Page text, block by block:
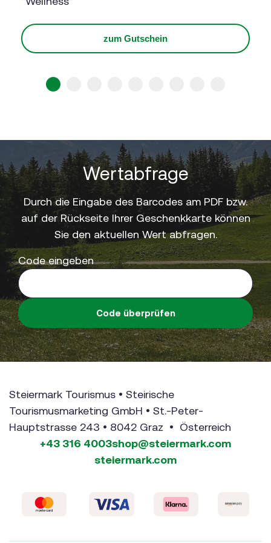
zum Gutschein
Wertabfrage
Durch die Eingabe des Barcodes am PDF bzw.
auf der Rückseite Ihrer Geschenkkarte können
Sie den aktuellen Wert abfragen.
Code eingeben
Code überprüfen
Steiermark Tourismus • Steirische
Tourismusmarketing GmbH • St.-Peter-
Hauptstrasse 243 • 8042 Graz • Österreich
+43 316 4003shop@steiermark.com
steiermark.com